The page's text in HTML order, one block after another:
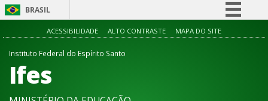
BRASIL
Simplifique!
ACESSIBILIDADE ALTO CONTRASTE MAPA DO SITE
Instituto Federal do Espírito Santo
Ifes